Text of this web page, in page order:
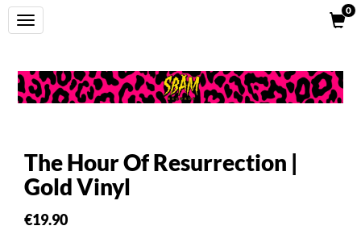
Toggle
navigation
0
The Hour Of Resurrection |
Gold Vinyl
€19.90